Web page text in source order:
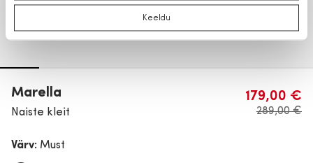
Keeldu
Marella
Naiste kleit
179,00 €
289,00 €
Värv: Must